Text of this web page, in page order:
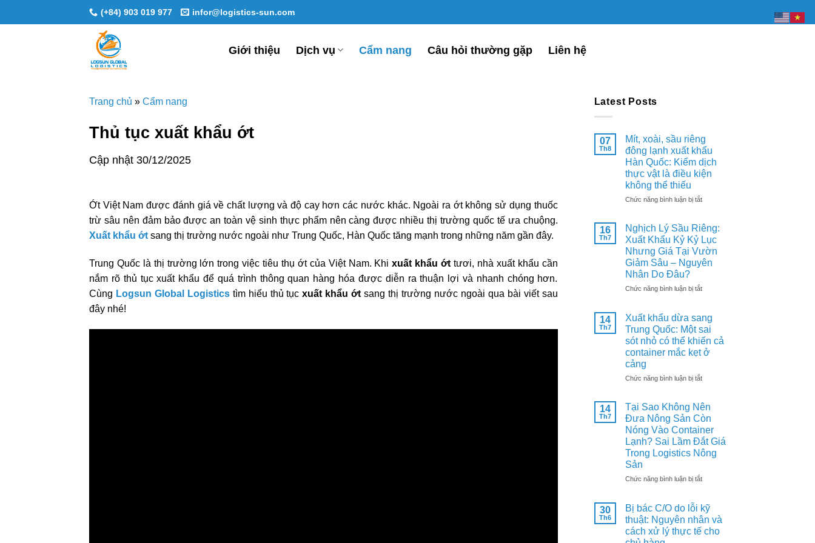
to
(+84) 903 019 977 infor@logistics-sun.com
Giới thiệu Dịch vụ Cẩm nang Câu hỏi thường gặp Liên hệ
Trang chủ » Cẩm nang
Thủ tục xuất khẩu ớt
Cập nhật 30/12/2025
Ớt Việt Nam được đánh giá về chất lượng và độ cay hơn các nước khác. Ngoài ra ớt không sử dụng thuốc
trừ sâu nên đảm bảo được an toàn vệ sinh thực phẩm nên càng được nhiều thị trường quốc tế ưa chuộng.
Xuất khẩu ớt sang thị trường nước ngoài như Trung Quốc, Hàn Quốc tăng mạnh trong những năm gần đây.
Trung Quốc là thị trường lớn trong việc tiêu thụ ớt của Việt Nam. Khixuất khẩu ớt tươi, nhà xuất khẩu cần
nắm rõ thủ tục xuất khẩu để quá trình thông quan hàng hóa được diễn ra thuận lợi và nhanh chóng hơn.
Cùng Logsun Global Logisticstìm hiểu thủ tụcxuất khẩu ớt sang thị trường nước ngoài qua bài viết sau
đây nhé!
Latest Posts
07
Th8
Mít, xoài, sầu riêng
đông lạnh xuất khẩu
Hàn Quốc: Kiểm dịch
thực vật là điều kiện
không thể thiếu
Chức năng bình luận bị tắtở
sầu
riêng
đông
lạnh
Hàn
dịch
thực
vật
là
thiếu
16
Th7
Nghịch Lý Sầu Riêng:
Xuất Khẩu Kỷ Kỷ Lục
Nhưng Giá Tại Vườn
Giảm Sâu – Nguyên
Nhân Do Đâu?
Chức năng bình luận bị tắtở
Sầu
Riêng:
Xuất
Khẩu
Lục
Giá
Tại
Vườn
Giảm
Sâu
–
Do
14
Th7
Xuất khẩu dừa sang
Trung Quốc: Một sai
sót nhỏ có thể khiến cả
container mắc kẹt ở
cảng
Chức năng bình luận bị tắtở
dừa
sang
Trung
Quốc:
Một
nhỏ
khiến
cả
container
14
Th7
Tại Sao Không Nên
Đưa Nông Sản Còn
Nóng Vào Container
Lạnh? Sai Lầm Đắt Giá
Trong Logistics Nông
Sản
Chức năng bình luận bị tắtở
Không
Nên
Đưa
30
Th6
Bị bác C/O do lỗi kỹ
thuật: Nguyên nhân và
cách xử lý thực tế cho